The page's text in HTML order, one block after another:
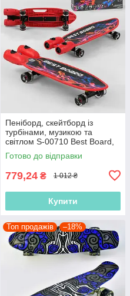
Пеніборд, скейтборд із
турбінами, музикою та
світлом S-00710 Best Board,
USB заряджання, колеса PU
зі світлом
Готово до відправки
779,24 ₴ 1 012 ₴
Купити
Топ продажів –18%